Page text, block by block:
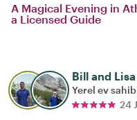
A Magical Evening in
a Licensed Guide
Bill and Lisa
Yerel ev
24